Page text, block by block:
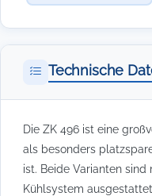
Technische
Die ZK 496 ist eine
als besonders
ist. Beide Varianten
Kühlsystem